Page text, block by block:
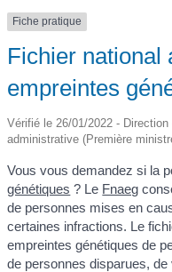
Fiche pratique
Fichier national
empreintes
Vérifié le 26/01/2022 -
administrative (Première
Vous vous demandez si la
génétiques ? Le Fnaeg
de personnes mises en
certaines infractions. Le
empreintes génétiques de
de personnes disparues,